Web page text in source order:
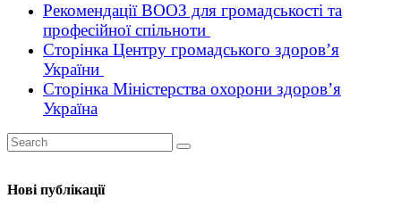
Рекомендації ВООЗ для громадськості та
професійної спільноти
Сторінка Центру громадського здоров’я
України
Сторінка Міністерства охорони здоров’я
Україна
Нові публікації